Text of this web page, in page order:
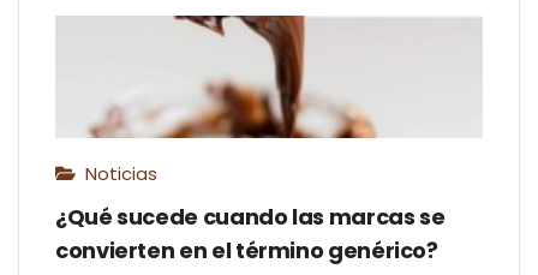
Noticias
¿Qué sucede cuando las marcas se
convierten en el término genérico?